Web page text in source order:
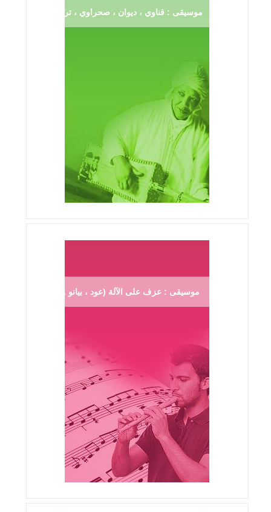
موسيقى : قناوي ، ديوان ، صحراوي ، ترڨية
موسيقى : عزف على الآلة (عود ، بيانو ...)